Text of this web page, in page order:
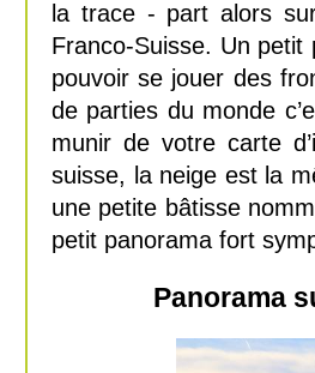
la trace - part alors
Franco-Suisse. Un
pouvoir se jouer des
de parties du monde
munir de votre carte
suisse, la neige est la
une petite bâtisse
petit panorama fort
Panorama